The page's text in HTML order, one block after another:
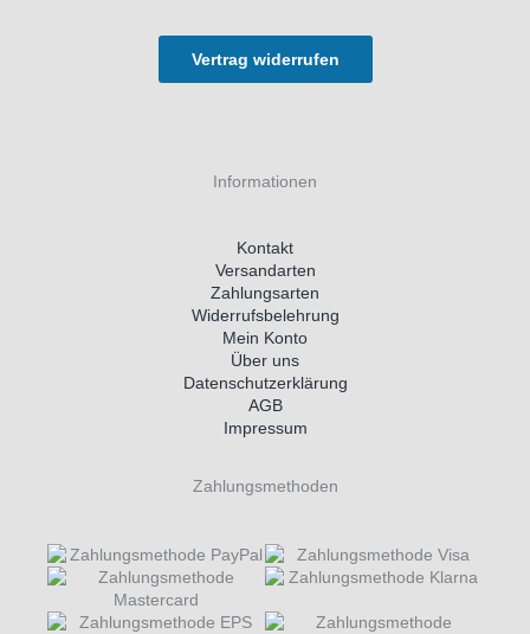
Vertrag widerrufen
Informationen
Kontakt
Versandarten
Zahlungsarten
Widerrufsbelehrung
Mein Konto
Über uns
Datenschutzerklärung
AGB
Impressum
Zahlungsmethoden